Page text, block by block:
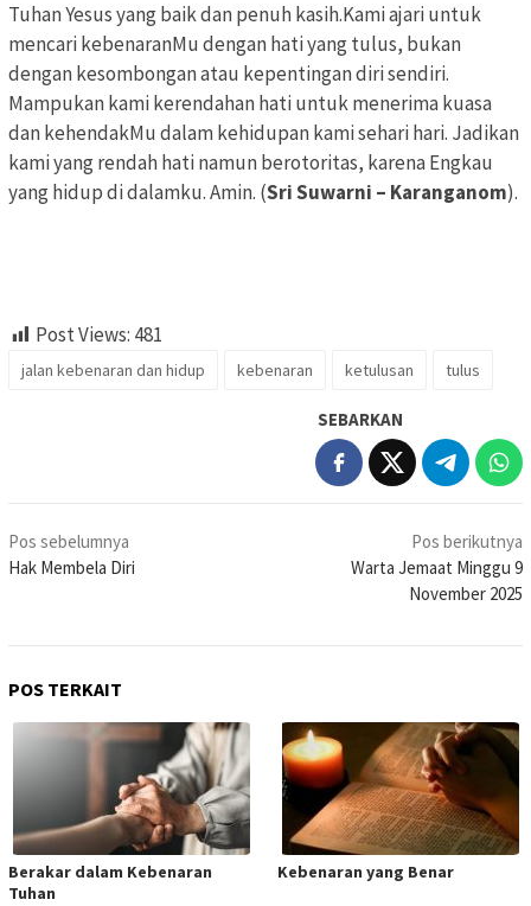
Tuhan Yesus yang baik dan penuh kasih.Kami ajari untuk
mencari kebenaranMu dengan hati yang tulus, bukan
dengan kesombongan atau kepentingan diri sendiri.
Mampukan kami kerendahan hati untuk menerima kuasa
dan kehendakMu dalam kehidupan kami sehari hari. Jadikan
kami yang rendah hati namun berotoritas, karena Engkau
yang hidup di dalamku. Amin. (Sri Suwarni – Karanganom).
Post Views: 481
jalan kebenaran dan hidup kebenaran ketulusan tulus
SEBARKAN
Navigasi
pos
Pos sebelumnya
Hak Membela Diri
Pos berikutnya
Warta Jemaat Minggu 9
November 2025
POS TERKAIT
Berakar dalam Kebenaran
Tuhan
Kebenaran yang Benar